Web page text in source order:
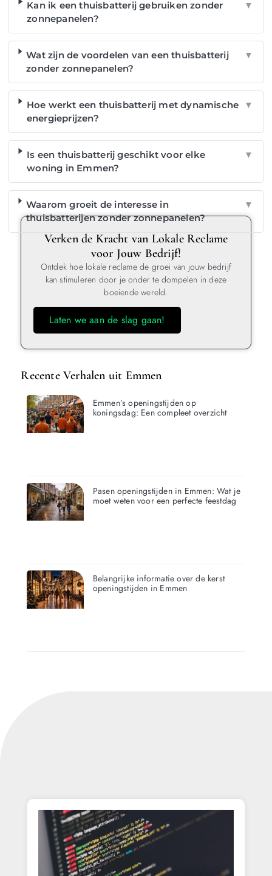
Kan ik een thuisbatterij gebruiken zonder
zonnepanelen?
▼
Wat zijn de voordelen van een thuisbatterij
zonder zonnepanelen?
▼
Hoe werkt een thuisbatterij met dynamische
energieprijzen?
▼
Is een thuisbatterij geschikt voor elke
woning in Emmen?
▼
Waarom groeit de interesse in
thuisbatterijen zonder zonnepanelen?
▼
Verken de Kracht van Lokale Reclame
voor Jouw Bedrijf!
Ontdek hoe lokale reclame de groei van jouw bedrijf
kan stimuleren door je onder te dompelen in deze
boeiende wereld.
Laten we aan de slag gaan!
Recente Verhalen uit Emmen
Emmen’s openingstijden op
koningsdag: Een compleet overzicht
Pasen openingstijden in Emmen: Wat je
moet weten voor een perfecte feestdag
Belangrijke informatie over de kerst
openingstijden in Emmen